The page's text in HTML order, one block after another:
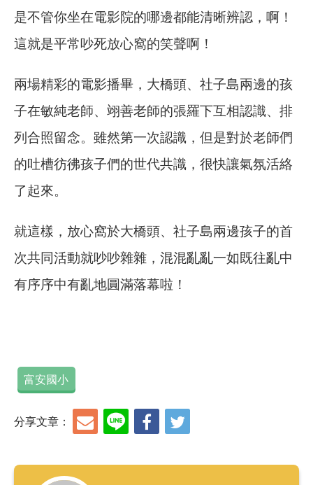
是不管你坐在電影院的哪邊都能清晰辨認，啊！
這就是平常吵死放心窩的笑聲啊！
兩場精彩的電影播畢，大橋頭、社子島兩邊的孩
子在敏純老師、翊善老師的張羅下互相認識、排
列合照留念。雖然第一次認識，但是對於老師們
的吐槽彷彿孩子們的世代共識，很快讓氣氛活絡
了起來。
就這樣，放心窩於大橋頭、社子島兩邊孩子的首
次共同活動就吵吵雜雜，混混亂亂一如既往亂中
有序序中有亂地圓滿落幕啦！
富安國小
分享文章：